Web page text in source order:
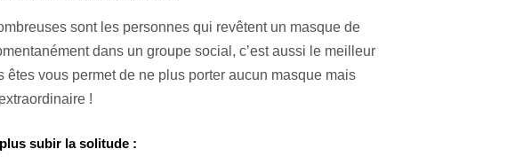
sont les personnes qui revêtent un masque de
dans un groupe social, c’est aussi le meilleur
vous permet de ne plus porter aucun masque mais
!
subir la solitude :